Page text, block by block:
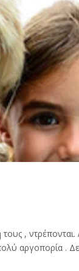
,
αργοπορία .